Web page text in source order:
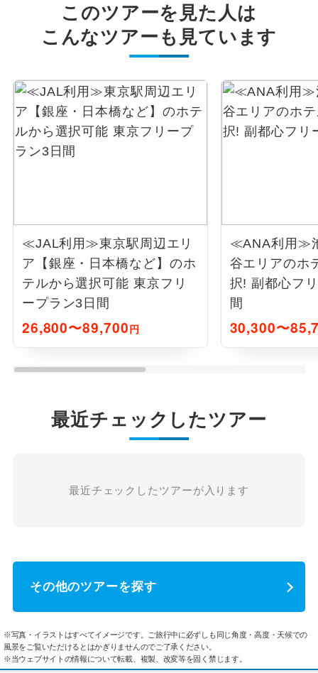
このツアーを見た人は
こんなツアーも見ています
≪JAL利用≫東京駅周辺エリ
ア【銀座・日本橋など】のホ
テルから選択可能 東京フリ
ープラン3日間
26,800〜89,700円
≪ANA利用≫
谷エリアのホ
択! 副都心フ
間
30,300〜
最近チェックしたツアー
最近チェックしたツアーが入ります
その他のツアーを探す
※写真・イラストはすべてイメージです。ご旅行中に必ずしも同じ角度・高度・天候での
風景をご覧いただけるとはかぎりませんのでご了承ください。
※当ウェブサイトの情報について転載、複製、改変等を固く禁じます。